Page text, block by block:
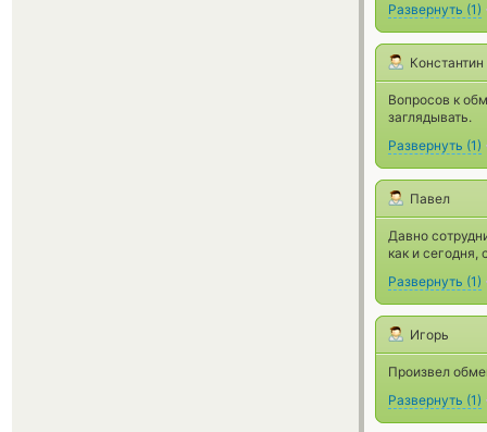
Развернуть (1)
Константин
Вопросов к
заглядывать.
Развернуть (1)
Павел
Давно
как и сегодня,
Развернуть (1)
Игорь
Произвел
Развернуть (1)